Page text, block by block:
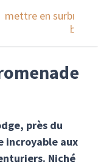
mettre en
barre
près du
incroyable aux
Niché